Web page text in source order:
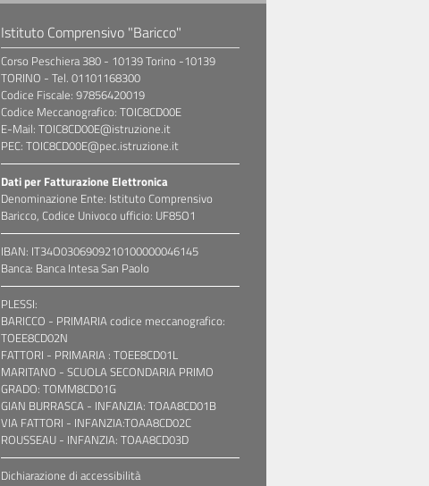
Istituto Comprensivo "Baricco"
Corso Peschiera 380 - 10139 Torino -10139
TORINO - Tel. 01101168300
Codice Fiscale: 97856420019
Codice Meccanografico: TOIC8CD00E
E-Mail: TOIC8CD00E@istruzione.it
PEC: TOIC8CD00E@pec.istruzione.it
Dati per Fatturazione Elettronica
Denominazione Ente: Istituto Comprensivo
Baricco, Codice Univoco ufficio: UF85O1
IBAN: IT34O0306909210100000046145
Banca: Banca Intesa San Paolo
PLESSI:
BARICCO - PRIMARIA codice meccanografico:
TOEE8CD02N
FATTORI - PRIMARIA : TOEE8CD01L
MARITANO - SCUOLA SECONDARIA PRIMO
GRADO: TOMM8CD01G
GIAN BURRASCA - INFANZIA: TOAA8CD01B
VIA FATTORI - INFANZIA:TOAA8CD02C
ROUSSEAU - INFANZIA: TOAA8CD03D
Dichiarazione di accessibilità